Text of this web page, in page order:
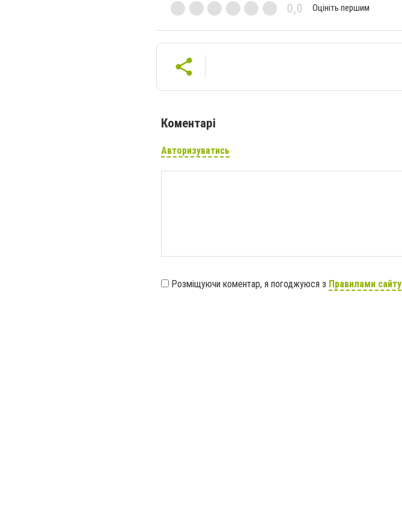
0,0 Оцініть першим
Коментарі
Авторизуватись
Розміщуючи коментар, я погоджуюся з Правилами сайту